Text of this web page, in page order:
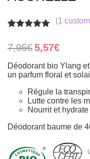
out of 5
based on
rating
(1
7,95€ Original
price
was:
7,95€.
5,57€Current
is:
5,57€.
Déodorant bio Ylang
un parfum floral et
Régule la
Lutte contre les
Nourrit et
Déodorant baume de